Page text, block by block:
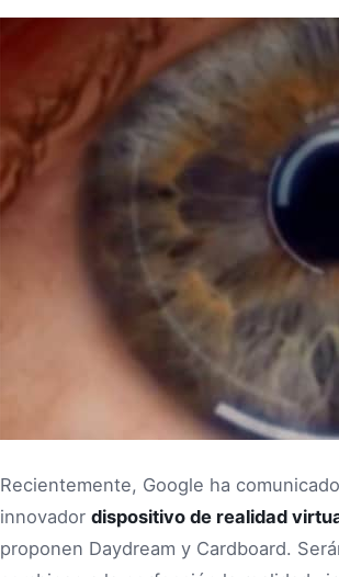
Recientemente, Google ha
innovador dispositivo de realidad
proponen Daydream y Cardboard.